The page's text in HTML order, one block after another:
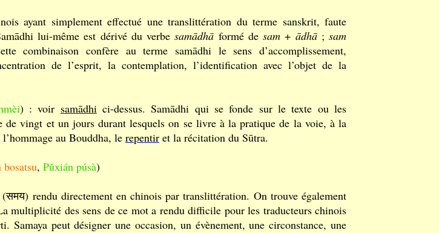
ayant simplement effectué une translittération du terme sanskrit, faute
lui-même est dérivé du verbesamādhā formé desam + ādhā;sam
combinaison confère au terme samādhi le sens d’accomplissement,
de l’esprit, la contemplation, l’identification avec l’objet de la
) : voir samādhici-dessus. Samādhi qui se fonde sur le texte ou les
de vingt et un jours durant lesquels on se livre à la pratique de la voie, à la
au Bouddha, le repentir et la récitation du Sūtra.
bosatsu, Pǔxián púsà)
rendu directement en chinois par translittération. On trouve également
multiplicité des sens de ce mot a rendu difficile pour les traducteurs chinois
peut désigner une occasion, un évènement, une circonstance, une